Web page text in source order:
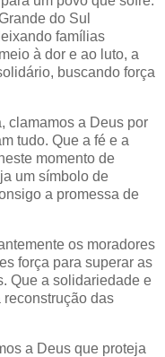
do Sul
famílias
à dor e ao luto, a
buscando força
clamamos a Deus por
tudo. Que a fé e a
momento de
um símbolo de
a promessa de
os moradores
força para superar as
Que a solidariedade e
reconstrução das
a Deus que proteja